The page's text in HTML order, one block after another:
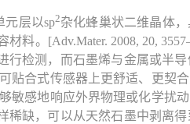
元层以sp2杂化蜂巢状二维晶体
材料。[Adv.Mater. 2008, 20,
行检测，而石墨烯与金属或半
贴合式传感器上更舒适、更契
敏感地响应外界物理或化学扰
稀缺，可以从天然石墨中剥离